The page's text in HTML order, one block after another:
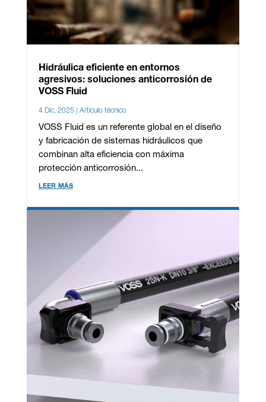
Hidráulica eficiente en entornos
agresivos: soluciones anticorrosión de
VOSS Fluid
4 Dic, 2025 Artículo técnico
VOSS Fluid es un referente global en el diseño
y fabricación de sistemas hidráulicos que
combinan alta eficiencia con máxima
protección anticorrosión...
leer más